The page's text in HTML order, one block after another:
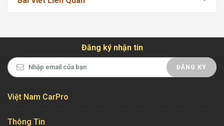
Đăng ký nhận tin
ĐĂNG KÝ
Việt Nam CarPro
Thông Tin